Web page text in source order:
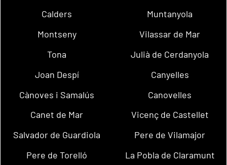
Calders
Muntanyola
Montseny
Vilassar de Mar
Tona
Julià de Cerdanyola
Joan Despí
Canyelles
Cànoves i Samalús
Canovelles
Canet de Mar
Vicenç de Castellet
Salvador de Guardiola
Pere de Vilamajor
Pere de Torelló
La Pobla de Claramunt